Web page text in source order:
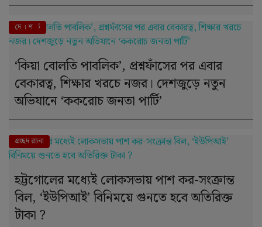
এই মুহূর্তে
দে । শ
‘কিয়া বোলতি পাবলিক’, প্রশ্নফাঁসের পর এবার
বেকারত্ব, শিক্ষার খরচে নজর। দেশজুড়ে নতুন
অভিযানে ‘ককরোচ জনতা পার্টি’
দে । শ
প্রচ্ছদ রচনা
হট্টগোলের মধ্যেই লোকসভায় পাশ কর-সংক্রান্ত
বিল, ‘ইউপিআই’ বিনিময়ে গুনতে হবে অতিরিক্ত
টাকা ?